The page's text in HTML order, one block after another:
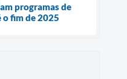
programas de
o fim de 2025